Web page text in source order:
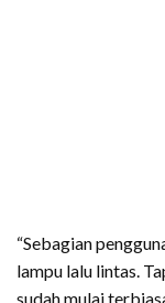
“Sebagian
lampu lalu lintas.
sudah mulai